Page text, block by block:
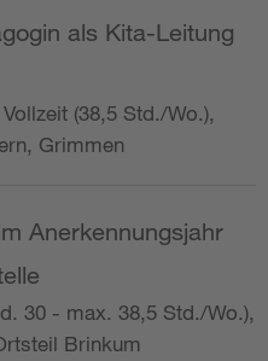
als Kita-Leitung
(38,5 Std./Wo.),
Grimmen
Anerkennungsjahr
30 - max. 38,5 Std./Wo.),
Brinkum